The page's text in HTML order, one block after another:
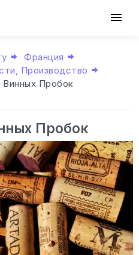
Франция
Производство
Винных Пробок
Пробок